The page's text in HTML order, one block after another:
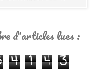
d'articles lues :
4 1 4 3